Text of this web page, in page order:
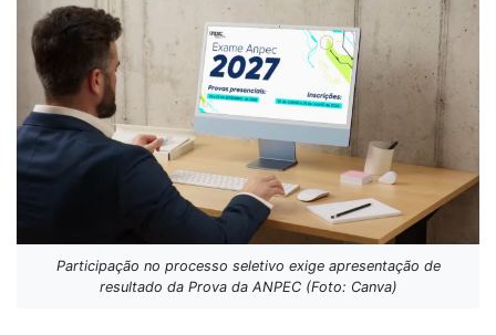
Participação no processo seletivo exige apresentação de
resultado da Prova da ANPEC (Foto: Canva)